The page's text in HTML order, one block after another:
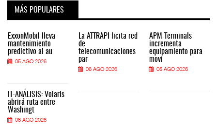
MÁS POPULARES
ExxonMobil lleva
mantenimiento
predictivo al au
05 AGO 2026
IT-ANÁLISIS: Volaris
abrirá ruta entre
Washingt
06 AGO 2026
La ATTRAPI licita red
de
telecomunicaciones
par
06 AGO 2026
APM Terminals
incrementa
equipamiento para
movi
05 AGO 2026